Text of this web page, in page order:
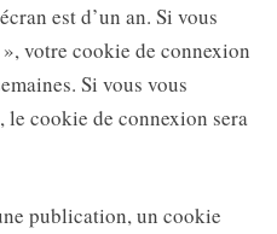
est d’un an. Si vous
votre cookie de connexion
Si vous vous
le cookie de connexion sera
publication, un cookie